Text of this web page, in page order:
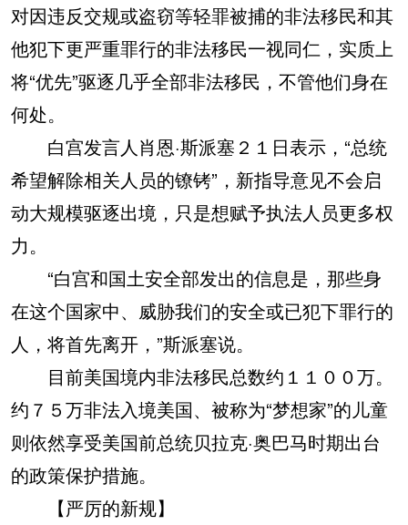
对因违反交规或盗窃等轻罪被捕的非法移民和其
他犯下更严重罪行的非法移民一视同仁，实质上
将“优先”驱逐几乎全部非法移民，不管他们身在
何处。
白宫发言人肖恩·斯派塞２１日表示，“总统
希望解除相关人员的镣铐”，新指导意见不会启
动大规模驱逐出境，只是想赋予执法人员更多权
力。
“白宫和国土安全部发出的信息是，那些身
在这个国家中、威胁我们的安全或已犯下罪行的
人，将首先离开，”斯派塞说。
目前美国境内非法移民总数约１１００万。
约７５万非法入境美国、被称为“梦想家”的儿童
则依然享受美国前总统贝拉克·奥巴马时期出台
的政策保护措施。
【严厉的新规】